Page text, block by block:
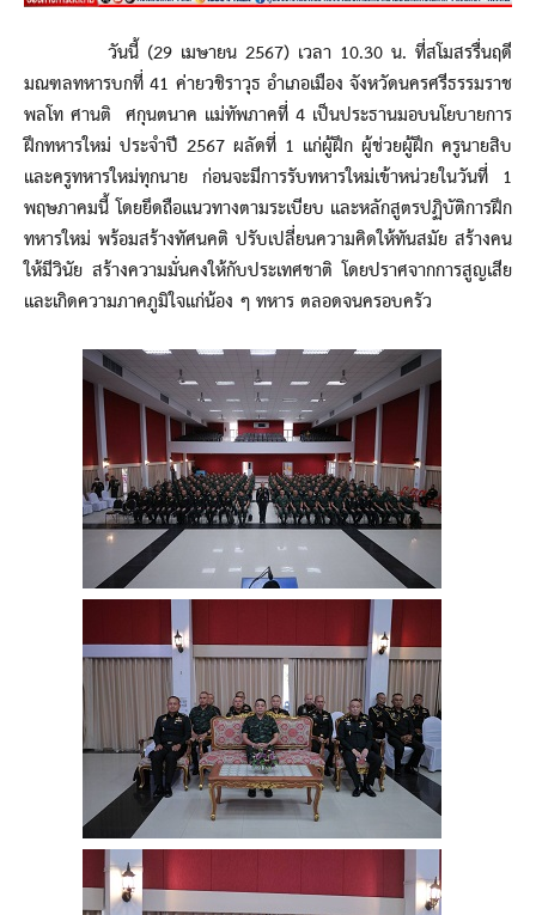
วันนี้ (29 เมษายน 2567) เวลา 10.30 น. ที่สโมสรรื่นฤดี
มณฑลทหารบกที่ 41 ค่ายวชิราวุธ อำเภอเมือง จังหวัดนครศรีธรรมราช
พลโท ศานติ ศกุนตนาค แม่ทัพภาคที่ 4 เป็นประธานมอบนโยบายการ
ฝึกทหารใหม่ ประจำปี 2567 ผลัดที่ 1 แก่ผู้ฝึก ผู้ช่วยผู้ฝึก ครูนายสิบ
และครูทหารใหม่ทุกนาย ก่อนจะมีการรับทหารใหม่เข้าหน่วยในวันที่ 1
พฤษภาคมนี้ โดยยึดถือแนวทางตามระเบียบ และหลักสูตรปฏิบัติการฝึก
ทหารใหม่ พร้อมสร้างทัศนคติ ปรับเปลี่ยนความคิดให้ทันสมัย สร้างคน
ให้มีวินัย สร้างความมั่นคงให้กับประเทศชาติ โดยปราศจากการสูญเสีย
และเกิดความภาคภูมิใจแก่น้อง ๆ ทหาร ตลอดจนครอบครัว